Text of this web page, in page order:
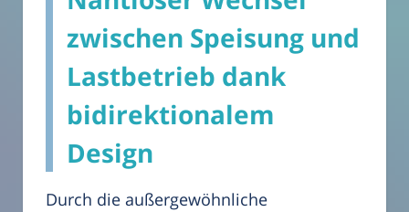
zwischen Speisung und
Lastbetrieb dank
bidirektionalem
Design
Durch die außergewöhnliche